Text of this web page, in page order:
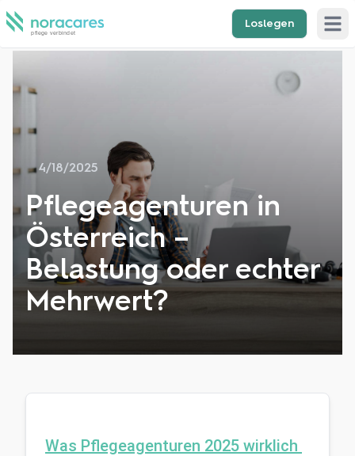
Loslegen
4/18/2025
Pflegeagenturen in
Österreich –
Belastung oder echter
Mehrwert?
Was Pflegeagenturen 2025 wirklich